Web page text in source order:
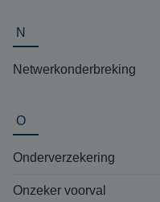
N
Netwerkonderbreking
O
Onderverzekering
Onzeker voorval